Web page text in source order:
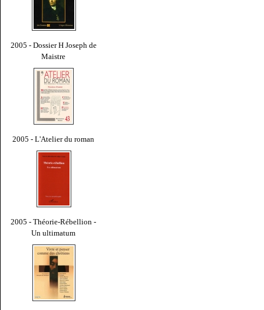
2005 - Dossier H Joseph de
Maistre
2005 - L'Atelier du roman
2005 - Théorie-Rébellion -
Un ultimatum